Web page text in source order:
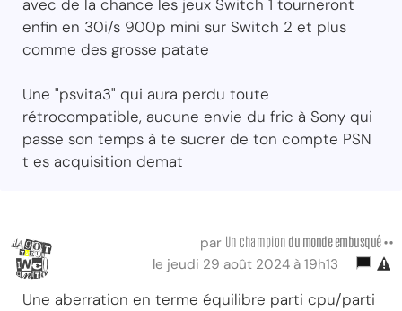
avec de la chance les jeux Switch 1 tourneront
enfin en 30i/s 900p mini sur Switch 2 et plus
comme des grosse patate
Une "psvita3" qui aura perdu toute
rétrocompatible, aucune envie du fric à Sony qui
passe son temps à te sucrer de ton compte PSN
t es acquisition demat
par Un champion du monde embusqué ••
le jeudi 29 août 2024 à 19h13
Une aberration en terme équilibre parti cpu/parti